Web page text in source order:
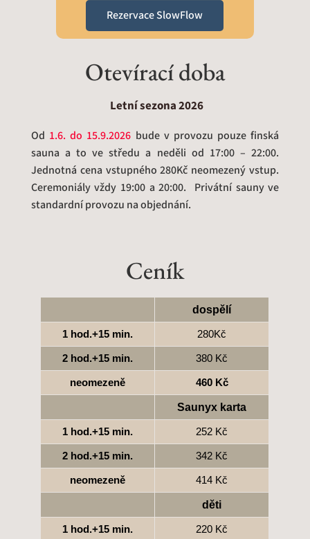
Rezervace SlowFlow
Otevírací doba
Letní sezona 2026
Od 1.6. do 15.9.2026 bude v provozu pouze finská
sauna a to ve středu a neděli od 17:00 – 22:00.
Jednotná cena vstupného 280Kč neomezený vstup.
Ceremoniály vždy 19:00 a 20:00. Privátní sauny ve
standardní provozu na objednání.
Ceník
dospělí
1 hod.+15 min. 280Kč
2 hod.+15 min. 380 Kč
neomezeně 460 Kč
Saunyx karta
1 hod.+15 min. 252 Kč
2 hod.+15 min. 342 Kč
neomezeně 414 Kč
děti
1 hod.+15 min. 220 Kč